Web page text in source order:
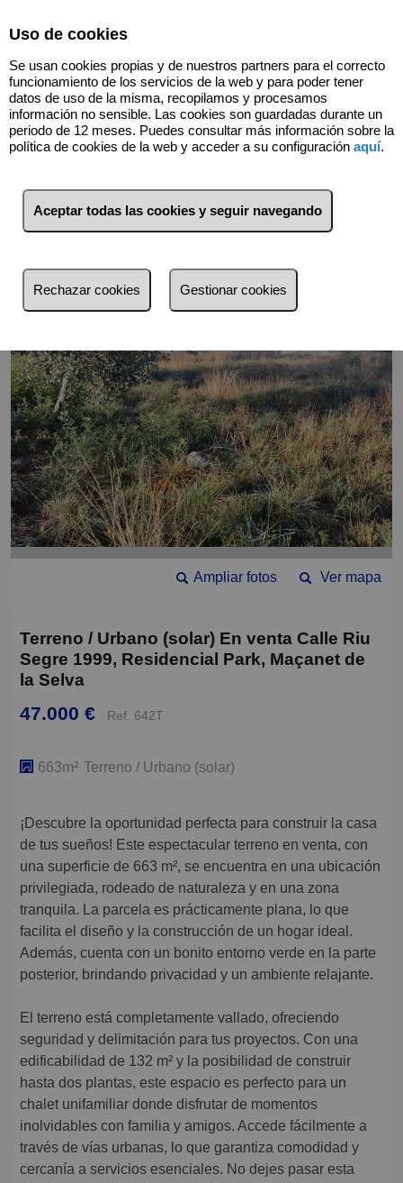
Volver
Ver mapa
Ampliar fotos
Terreno / Urbano (solar) En venta Calle Riu
Segre 1999, Residencial Park, Maçanet de
la Selva
47.000 € Ref. 642T
663m² Terreno / Urbano (solar)
¡Descubre la oportunidad perfecta para construir la casa
de tus sueños! Este espectacular terreno en venta, con
una superficie de 663 m², se encuentra en una ubicación
privilegiada, rodeado de naturaleza y en una zona
tranquila. La parcela es prácticamente plana, lo que
facilita el diseño y la construcción de un hogar ideal.
Además, cuenta con un bonito entorno verde en la parte
posterior, brindando privacidad y un ambiente relajante.
El terreno está completamente vallado, ofreciendo
seguridad y delimitación para tus proyectos. Con una
edificabilidad de 132 m² y la posibilidad de construir
hasta dos plantas, este espacio es perfecto para un
chalet unifamiliar donde disfrutar de momentos
inolvidables con familia y amigos. Accede fácilmente a
través de vías urbanas, lo que garantiza comodidad y
cercanía a servicios esenciales. No dejes pasar esta
Uso de cookies
Se usan cookies propias y de nuestros partners para el correcto
funcionamiento de los servicios de la web y para poder tener
datos de uso de la misma, recopilamos y procesamos
información no sensible. Las cookies son guardadas durante un
periodo de 12 meses. Puedes consultar más información sobre la
política de cookies de la web y acceder a su configuración aquí.
Aceptar todas las cookies y seguir navegando
Rechazar cookies Gestionar cookies